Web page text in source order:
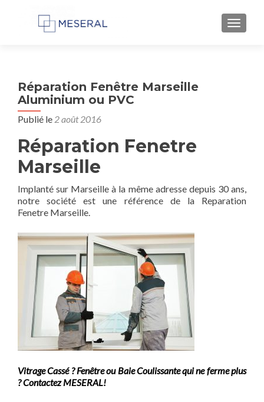
Réparation Fenêtre Marseille
Aluminium ou PVC
Publié le 2 août 2016
Réparation Fenetre
Marseille
Implanté sur Marseille à la même adresse depuis 30 ans,
notre société est une référence de la Reparation
Fenetre Marseille.
Vitrage Cassé ? Fenêtre ou Baie Coulissante qui ne ferme plus
? Contactez MESERAL!